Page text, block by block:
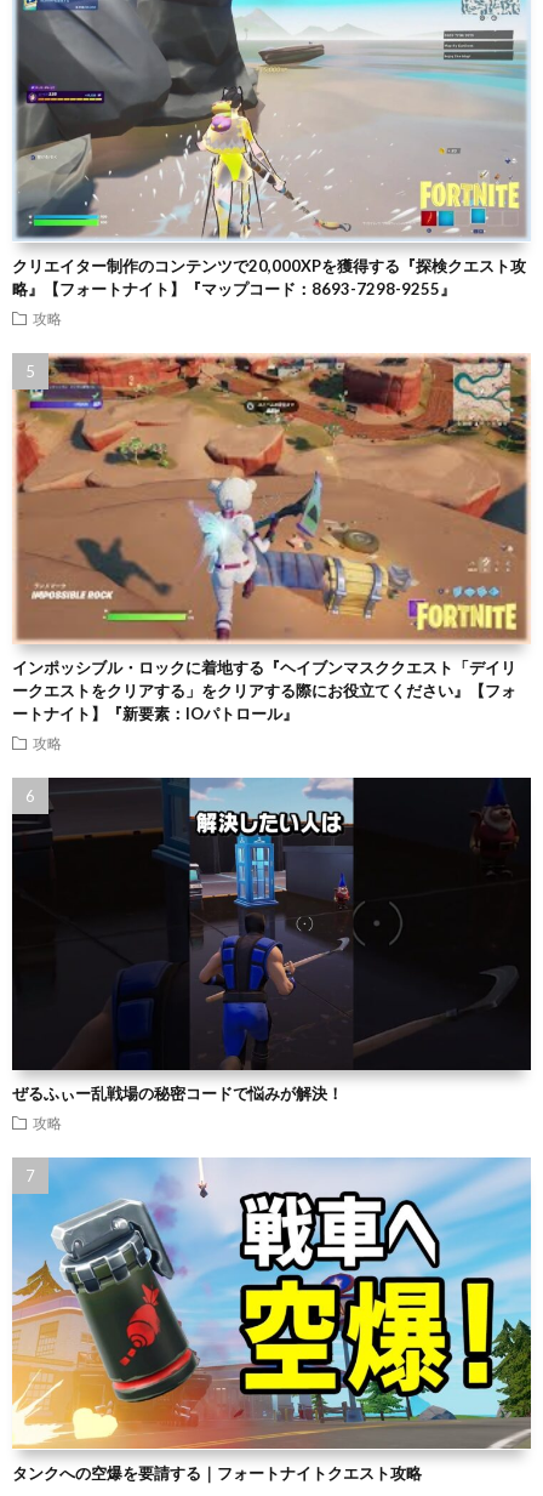
クリエイター制作のコンテンツで20,000XPを獲得する『探検クエスト攻
略』【フォートナイト】『マップコード：8693-7298-9255』
攻略
インポッシブル・ロックに着地する『ヘイブンマスククエスト「デイリ
ークエストをクリアする」をクリアする際にお役立てください』【フォ
ートナイト】『新要素：IOパトロール』
攻略
ぜるふぃー乱戦場の秘密コードで悩みが解決！
攻略
タンクへの空爆を要請する｜フォートナイトクエスト攻略